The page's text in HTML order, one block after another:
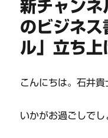
新チャンネ
のビジネス
ル」立ち上
こんにちは。石井貴
いかがお過ごしでし